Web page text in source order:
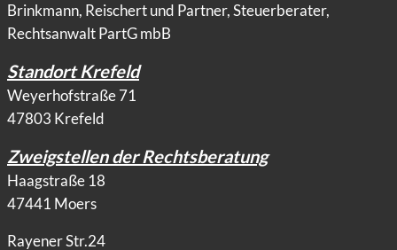
Brinkmann, Reischert und Partner, Steuerberater,
Rechtsanwalt PartG mbB
Standort Krefeld
Weyerhofstraße 71
47803 Krefeld
Zweigstellen der Rechtsberatung
Haagstraße 18
47441 Moers
Rayener Str.24